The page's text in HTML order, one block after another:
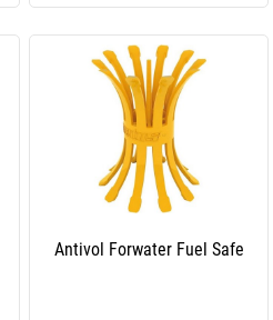
Antivol Forwater Fuel Safe